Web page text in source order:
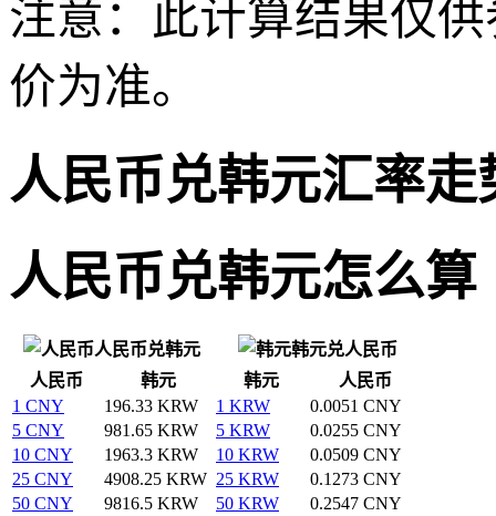
注意：此计算结果仅
价为准。
人民币兑韩元汇率走
人民币兑韩元怎么算
人民币兑韩元
韩元兑人民币
人民币
韩元 韩元
人民币
1 CNY
196.33 KRW 1 KRW
0.0051 CNY
5 CNY
981.65 KRW 5 KRW
0.0255 CNY
10 CNY
1963.3 KRW 10 KRW
0.0509 CNY
25 CNY
4908.25 KRW 25 KRW
0.1273 CNY
50 CNY
9816.5 KRW 50 KRW
0.2547 CNY